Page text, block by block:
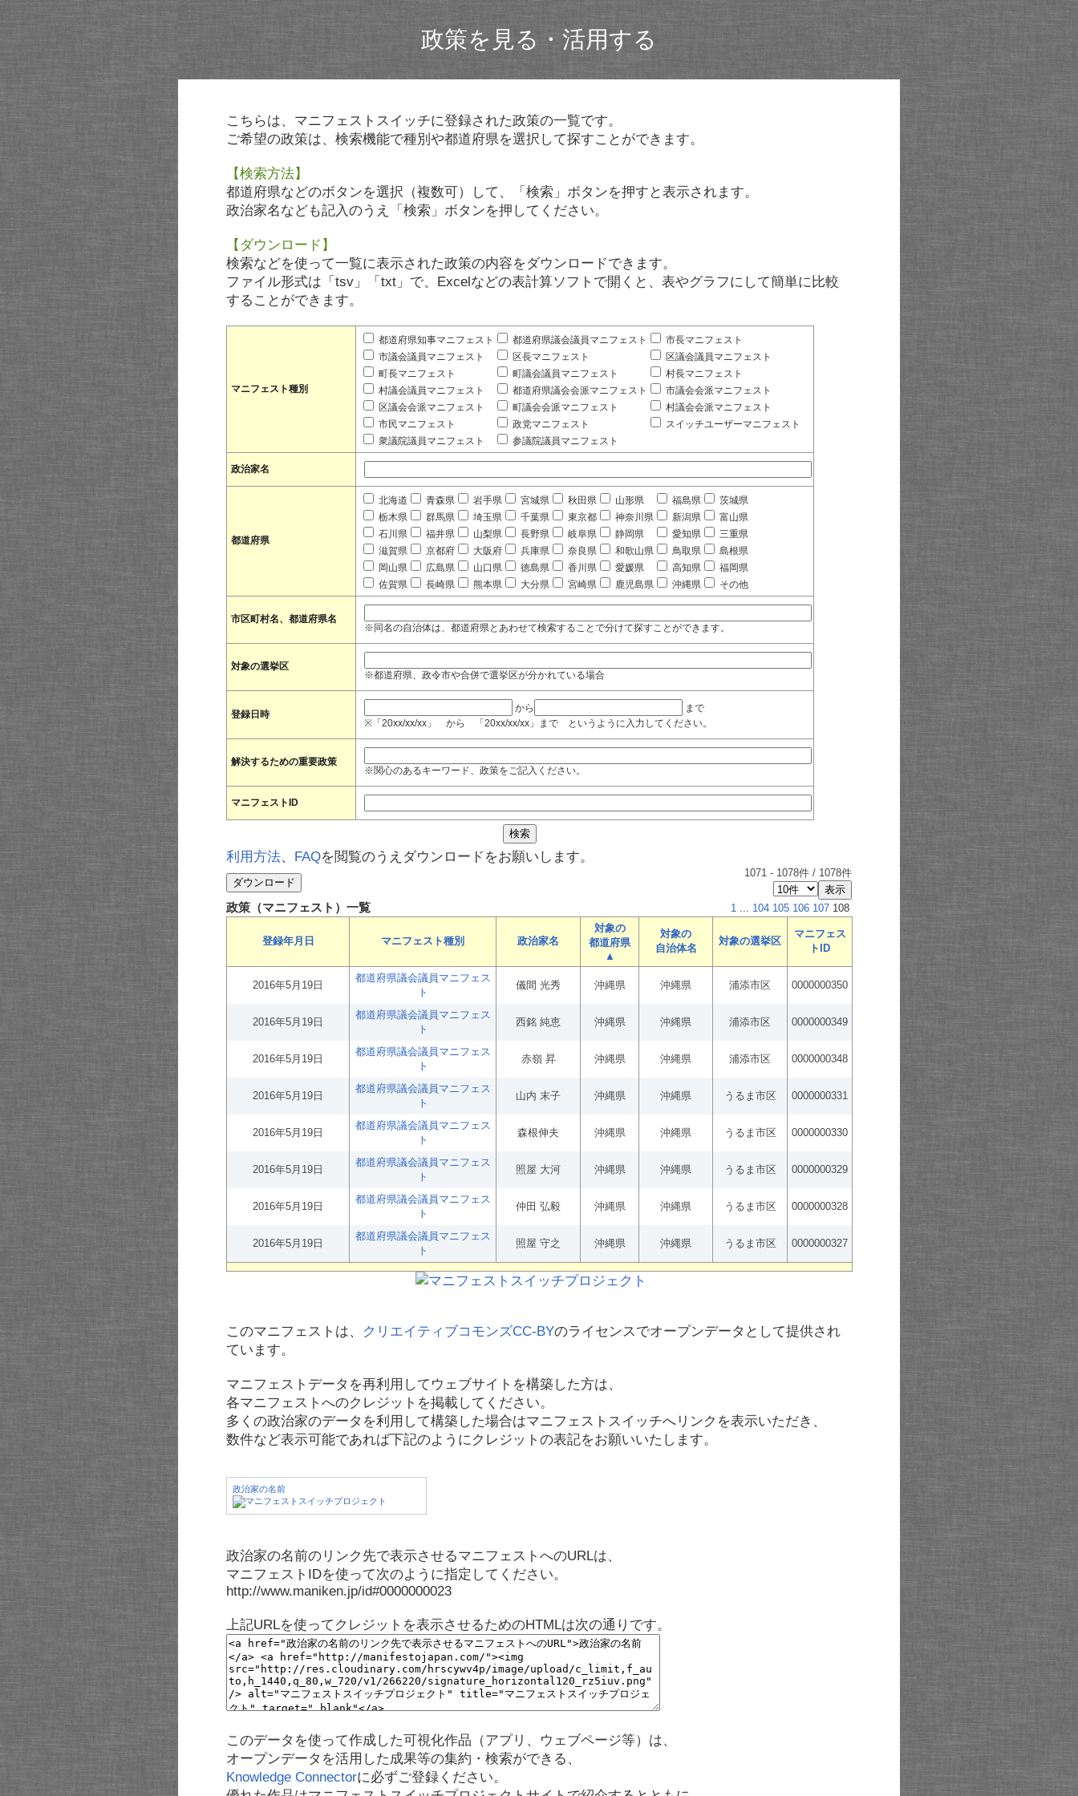
政策を見る・活用する
こちらは、マニフェストスイッチに登録された政策の一覧です。
ご希望の政策は、検索機能で種別や都道府県を選択して探すことができます。
【検索方法】
都道府県などのボタンを選択（複数可）して、「検索」ボタンを押すと表示されます。
政治家名なども記入のうえ「検索」ボタンを押してください。
【ダウンロード】
検索などを使って一覧に表示された政策の内容をダウンロードできます。
ファイル形式は「tsv」「txt」で、Excelなどの表計算ソフトで開くと、表やグラフにして簡単に比較
することができます。
マニフェスト種別
都道府県知事マニフェスト 都道府県議会議員マニフェスト
市長マニフェスト
市議会議員マニフェスト
区長マニフェスト
区議会議員マニフェスト
町長マニフェスト
町議会議員マニフェスト
村長マニフェスト
村議会議員マニフェスト
都道府県議会会派マニフェスト
市議会会派マニフェスト
区議会会派マニフェスト
町議会会派マニフェスト
村議会会派マニフェスト
市民マニフェスト
政党マニフェスト
スイッチユーザーマニフェスト
衆議院議員マニフェスト
参議院議員マニフェスト
政治家名
都道府県
北海道 青森県 岩手県 宮城県 秋田県 山形県 福島県
茨城県
栃木県
群馬県 埼玉県 千葉県 東京都 神奈川県 新潟県
富山県
石川県
福井県 山梨県 長野県 岐阜県 静岡県 愛知県
三重県
滋賀県
京都府 大阪府 兵庫県 奈良県 和歌山県 鳥取県
島根県
岡山県
広島県 山口県 徳島県 香川県 愛媛県 高知県
福岡県
佐賀県
長崎県 熊本県 大分県 宮崎県 鹿児島県 沖縄県 その他
市区町村名、都道府県名
※同名の自治体は、都道府県とあわせて検索することで分けて探すことができます。
対象の選挙区
※都道府県、政令市や合併で選挙区が分かれている場合
登録日時
から
まで
※「20xx/xx/xx」 から 「20xx/xx/xx」まで というように入力してください。
解決するための重要政策
※関心のあるキーワード、政策をご記入ください。
マニフェストID
利用方法、 FAQを閲覧のうえダウンロードをお願いします。
1071 - 1078件 / 1078件
政策（マニフェスト）一覧 1 ... 104 105 106 107 108
登録年月日 マニフェスト種別 政治家名
対象の
都道府県
▲
対象の
自治体名
対象の選挙区
マニフェス
トID
2016年5月19日
都道府県議会議員マニフェス
ト
儀間 光秀 沖縄県 沖縄県 浦添市区 0000000350
2016年5月19日
都道府県議会議員マニフェス
ト
西銘 純恵 沖縄県 沖縄県 浦添市区 0000000349
2016年5月19日
都道府県議会議員マニフェス
ト
赤嶺 昇 沖縄県 沖縄県 浦添市区 0000000348
2016年5月19日
都道府県議会議員マニフェス
ト
山内 末子 沖縄県 沖縄県 うるま市区 0000000331
2016年5月19日
都道府県議会議員マニフェス
ト
森根伸夫 沖縄県 沖縄県 うるま市区 0000000330
2016年5月19日
都道府県議会議員マニフェス
ト
照屋 大河 沖縄県 沖縄県 うるま市区 0000000329
2016年5月19日
都道府県議会議員マニフェス
ト
仲田 弘毅 沖縄県 沖縄県 うるま市区 0000000328
2016年5月19日
都道府県議会議員マニフェス
ト
照屋 守之 沖縄県 沖縄県 うるま市区 0000000327
このマニフェストは、 クリエイティブコモンズCC-BYのライセンスでオープンデータとして提供され
ています。
マニフェストデータを再利用してウェブサイトを構築した方は、
各マニフェストへのクレジットを掲載してください。
多くの政治家のデータを利用して構築した場合はマニフェストスイッチへリンクを表示いただき、
数件など表示可能であれば下記のようにクレジットの表記をお願いいたします。
政治家の名前
政治家の名前のリンク先で表示させるマニフェストへのURLは、
マニフェストIDを使って次のように指定してください。
http://www.maniken.jp/id#0000000023
上記URLを使ってクレジットを表示させるためのHTMLは次の通りです。
このデータを使って作成した可視化作品（アプリ、ウェブページ等）は、
オープンデータを活用した成果等の集約・検索ができる、
Knowledge Connectorに必ずご登録ください。